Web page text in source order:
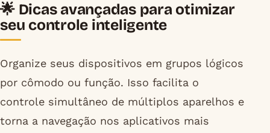
🌟 Dicas avançadas para otimizar
seu controle inteligente
Organize seus dispositivos em grupos lógicos
por cômodo ou função. Isso facilita o
controle simultâneo de múltiplos aparelhos e
torna a navegação nos aplicativos mais